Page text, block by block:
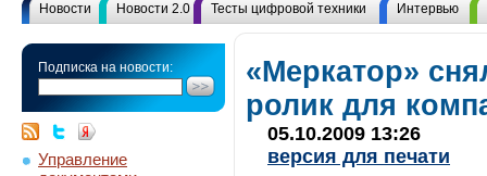
Новости Новости 2.0 Тесты цифровой техники Интервью
Подписка на новости:
Управление
«Меркатор»
ролик для
05.10.2009 13:26
версия для печати